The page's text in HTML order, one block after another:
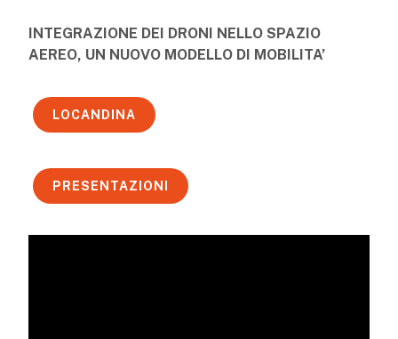
INTEGRAZIONE DEI DRONI NELLO SPAZIO
AEREO, UN NUOVO MODELLO DI MOBILITA’
LOCANDINA
PRESENTAZIONI